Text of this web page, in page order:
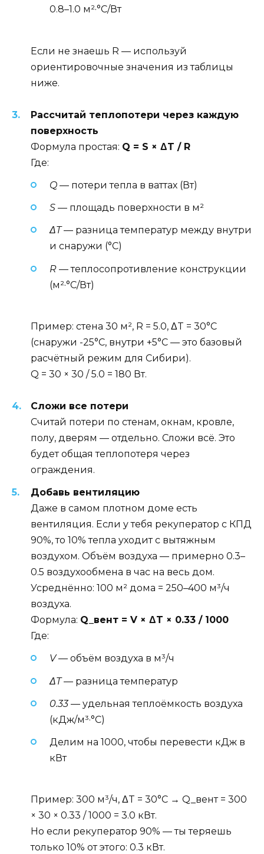
0.8–1.0 м²·°C/Вт
Если не знаешь R — используй
ориентировочные значения из таблицы
ниже.
Рассчитай теплопотери через каждую
поверхность
Формула простая: Q = S × ΔT / R
Где:
Q — потери тепла в ваттах (Вт)
S — площадь поверхности в м²
ΔT— разница температур между внутри
и снаружи (°C)
R — теплосопротивление конструкции
(м²·°C/Вт)
Пример: стена 30 м², R = 5.0, ΔT = 30°C
(снаружи -25°C, внутри +5°C — это базовый
расчётный режим для Сибири).
Q = 30 × 30 / 5.0 = 180 Вт.
Сложи все потери
Считай потери по стенам, окнам, кровле,
полу, дверям — отдельно. Сложи всё. Это
будет общая теплопотеря через
ограждения.
Добавь вентиляцию
Даже в самом плотном доме есть
вентиляция. Если у тебя рекуператор с КПД
90%, то 10% тепла уходит с вытяжным
воздухом. Объём воздуха — примерно 0.3–
0.5 воздухообмена в час на весь дом.
Усреднённо: 100 м² дома = 250–400 м³/ч
воздуха.
Формула: Q_вент = V × ΔT × 0.33 / 1000
Где:
V— объём воздуха в м³/ч
ΔT— разница температур
0.33— удельная теплоёмкость воздуха
(кДж/м³·°C)
Делим на 1000, чтобы перевести кДж в
кВт
Пример: 300 м³/ч, ΔT = 30°C → Q_вент = 300
× 30 × 0.33 / 1000 = 3.0 кВт.
Но если рекуператор 90% — ты теряешь
только 10% от этого: 0.3 кВт.